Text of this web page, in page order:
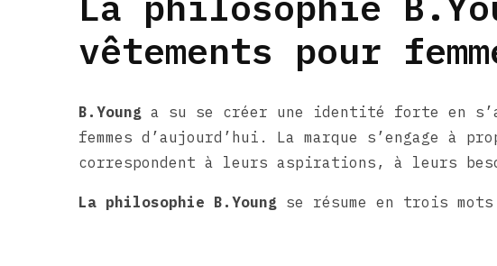
vêtements pour
B.Young a su se créer une identité forte en
femmes d’aujourd’hui. La marque s’engage à
correspondent à leurs aspirations, à leurs
La philosophie B.Young se résume en trois